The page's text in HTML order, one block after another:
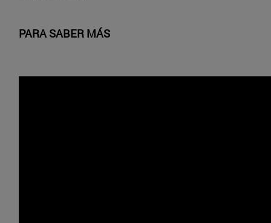
PARA SABER MÁS